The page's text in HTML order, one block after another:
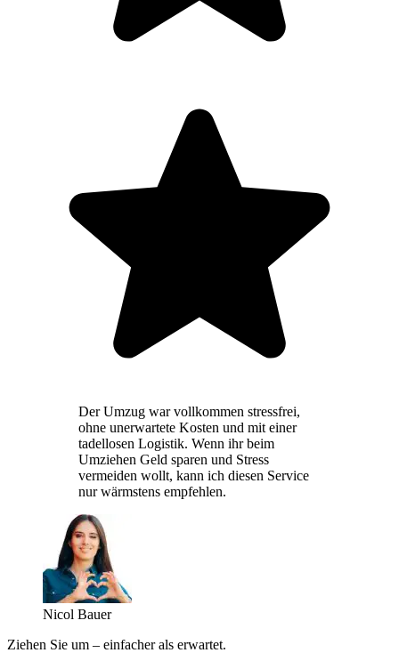
Der Umzug war vollkommen stressfrei,
ohne unerwartete Kosten und mit einer
tadellosen Logistik. Wenn ihr beim
Umziehen Geld sparen und Stress
vermeiden wollt, kann ich diesen Service
nur wärmstens empfehlen.
Nicol Bauer
Ziehen Sie um – einfacher als erwartet.